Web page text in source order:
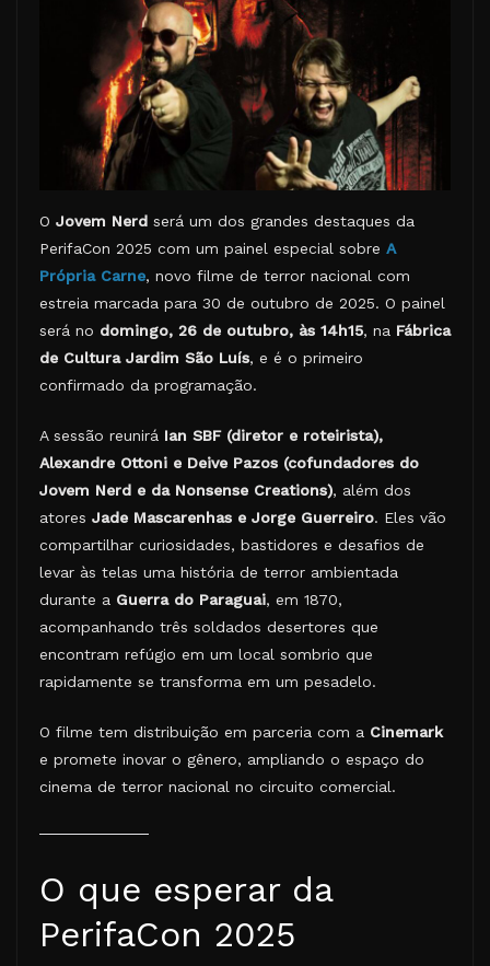
O Jovem Nerd será um dos grandes destaques da
PerifaCon 2025 com um painel especial sobre A
Própria Carne, novo filme de terror nacional com
estreia marcada para 30 de outubro de 2025. O painel
será no domingo, 26 de outubro, às 14h15, na Fábrica
de Cultura Jardim São Luís, e é o primeiro
confirmado da programação.
A sessão reunirá Ian SBF (diretor e roteirista),
Alexandre Ottoni e Deive Pazos (cofundadores do
Jovem Nerd e da Nonsense Creations), além dos
atores Jade Mascarenhas e Jorge Guerreiro. Eles vão
compartilhar curiosidades, bastidores e desafios de
levar às telas uma história de terror ambientada
durante a Guerra do Paraguai, em 1870,
acompanhando três soldados desertores que
encontram refúgio em um local sombrio que
rapidamente se transforma em um pesadelo.
O filme tem distribuição em parceria com a Cinemark
e promete inovar o gênero, ampliando o espaço do
cinema de terror nacional no circuito comercial.
O que esperar da
PerifaCon 2025